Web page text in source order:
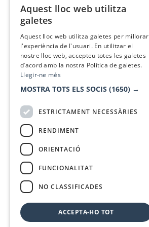
Aquest lloc web utilitza
galetes
Aquest lloc web utilitza galetes per millorar
l'experiència de l'usuari. En utilitzar el
nostre lloc web, accepteu totes les galetes
d’acord amb la nostra Política de galetes.
Llegir-ne més
MOSTRA TOTS ELS SOCIS (1650) →
ESTRICTAMENT NECESSÀRIES
RENDIMENT
ORIENTACIÓ
FUNCIONALITAT
NO CLASSIFICADES
ACCEPTA-HO TOT